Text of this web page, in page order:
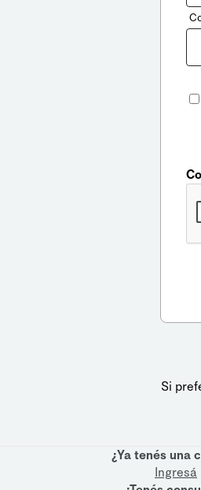
Si
¿Ya tenés una
Ingresá